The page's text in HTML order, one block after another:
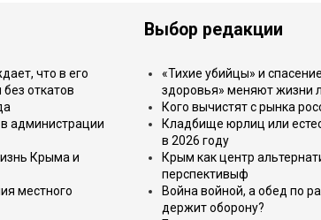
что в его
откатов
администрации
Крыма и
местного
Выбор редакции
«Тихие убийцы» и
здоровья» меняют жизни
Кого вычистят с рынка
Кладбище юрлиц или
в 2026 году
Крым как центр
перспективыф
Война войной, а обед по
держит оборону?